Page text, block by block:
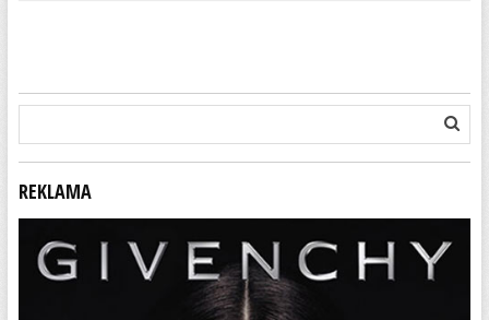
REKLAMA